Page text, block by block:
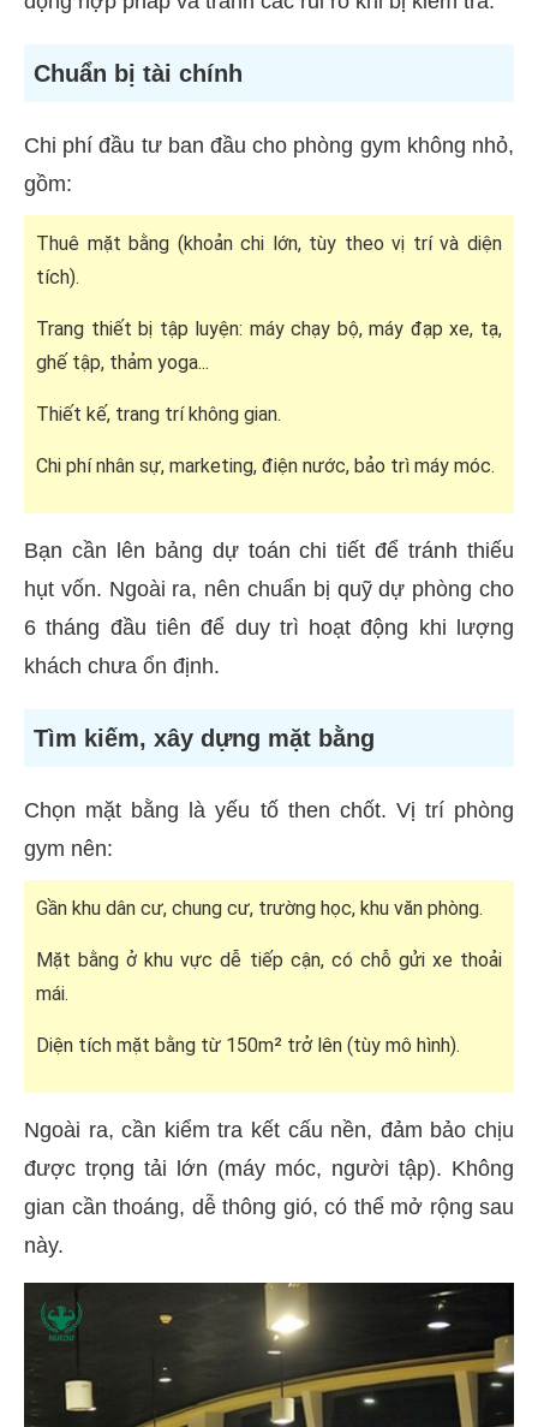
Chuẩn bị tài chính
Chi phí đầu tư ban đầu cho phòng gym không nhỏ,
gồm:
Thuê mặt bằng (khoản chi lớn, tùy theo vị trí và diện
tích).
Trang thiết bị tập luyện: máy chạy bộ, máy đạp xe, tạ,
ghế tập, thảm yoga...
Thiết kế, trang trí không gian.
Chi phí nhân sự, marketing, điện nước, bảo trì máy móc.
Bạn cần lên bảng dự toán chi tiết để tránh thiếu
hụt vốn. Ngoài ra, nên chuẩn bị quỹ dự phòng cho
6 tháng đầu tiên để duy trì hoạt động khi lượng
khách chưa ổn định.
Tìm kiếm, xây dựng mặt bằng
Chọn mặt bằng là yếu tố then chốt. Vị trí phòng
gym nên:
Gần khu dân cư, chung cư, trường học, khu văn phòng.
Mặt bằng ở khu vực dễ tiếp cận, có chỗ gửi xe thoải
mái.
Diện tích mặt bằng từ 150m² trở lên (tùy mô hình).
Ngoài ra, cần kiểm tra kết cấu nền, đảm bảo chịu
được trọng tải lớn (máy móc, người tập). Không
gian cần thoáng, dễ thông gió, có thể mở rộng sau
này.